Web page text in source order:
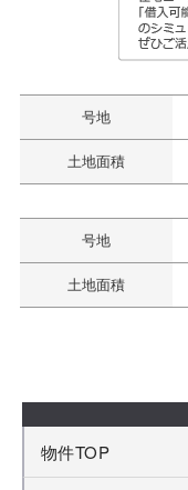
号地
土地面積
号地
土地面積
物件TOP